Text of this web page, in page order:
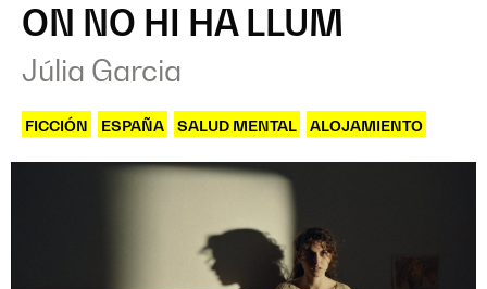
ON NO HI HA LLUM
Júlia Garcia
FICCIÓN ESPAÑA SALUD MENTAL ALOJAMIENTO